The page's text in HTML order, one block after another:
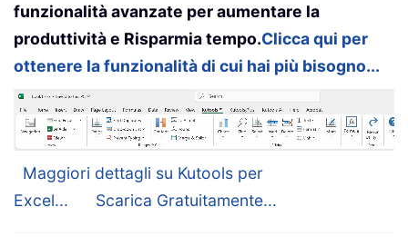
funzionalità avanzate per aumentare la
produttività e Risparmia tempo.Clicca qui per
ottenere la funzionalità di cui hai più bisogno...
Maggiori dettagli su Kutools per
Excel...
Scarica Gratuitamente...